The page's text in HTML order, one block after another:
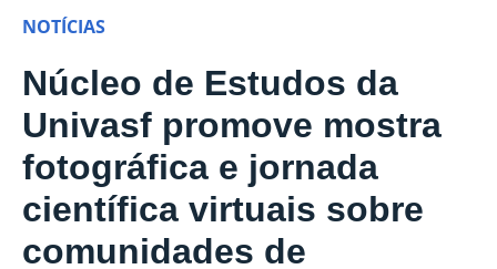
NOTÍCIAS
Núcleo de Estudos da
Univasf promove mostra
fotográfica e jornada
científica virtuais sobre
comunidades de